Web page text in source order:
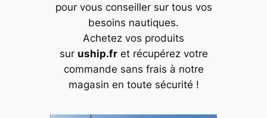
pour vous conseiller sur tous vos
besoins nautiques.
Achetez vos produits
sur uship.fret récupérez votre
commande sans frais à notre
magasin en toute sécurité !